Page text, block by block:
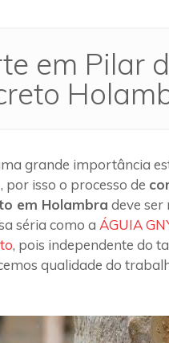
em Pilar
grande importância
por isso o processo de
em Holambra deve ser
séria como a ÁGUIA
, pois independente do
qualidade do